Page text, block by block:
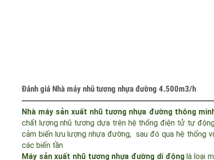
Đánh giá Nhà máy nhũ tương nhựa đường 4.500m3/h
Nhà máy sản xuất nhũ tương nhựa đường thông
chất lượng nhũ tương dựa trên hệ thống điện tử tự
cảm biến lưu lượng nhựa đường, sau đó qua hệ thống
các biến tần